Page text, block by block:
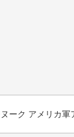
ーク アメリカ